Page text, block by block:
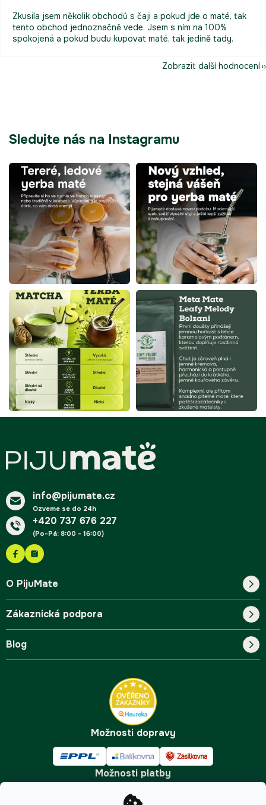
Zkusila jsem několik obchodů s čaji a pokud jde o maté, tak
tento obchod jednoznačně vede. Jsem s ním na 100%
spokojená a pokud budu kupovat maté, tak jedině tady.
Zobrazit další hodnocení
Sledujte nás na Instagramu
p
info@pijumate.cz
Ozveme se do 24h
+420 737 676 227
(Po-Pá: 8:00 - 16:00)
O PijuMate
Náš příběh
Zákaznická podpora
Kontakt
Blog
Možnosti dopravy
Možnosti platby